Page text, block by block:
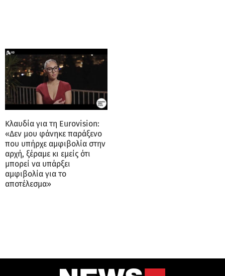
Κλαυδία για τη Eurovision:
«Δεν μου φάνηκε παράξενο
που υπήρχε αμφιβολία στην
αρχή, ξέραμε κι εμείς ότι
μπορεί να υπάρξει
αμφιβολία για το
αποτέλεσμα»